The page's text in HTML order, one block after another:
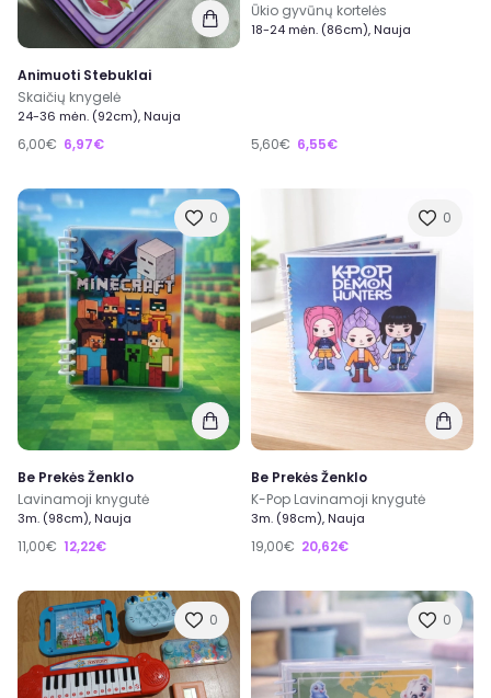
Animuoti Stebuklai
Skaičių knygelė
24-36 mėn. (92cm), Nauja
6,00€ 6,97€
Ūkio gyvūnų kortelės
18-24 mėn. (86cm), Nauja
5,60€ 6,55€
0
Be Prekės Ženklo
Lavinamoji knygutė
3m. (98cm), Nauja
11,00€ 12,22€
0
Be Prekės Ženklo
K-Pop Lavinamoji knygutė
3m. (98cm), Nauja
19,00€ 20,62€
0 0